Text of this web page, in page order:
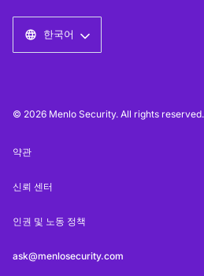
한국어
© 2026 Menlo Security. All rights reserved.
약관
신뢰 센터
인권 및 노동 정책
ask@menlosecurity.com